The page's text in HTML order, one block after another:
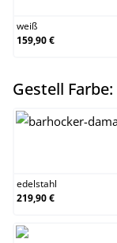
weiß
159,90 €
Gestell Farbe:
edelstahl
219,90 €